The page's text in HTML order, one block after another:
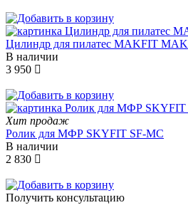
Цилиндр для пилатес MAKFIT
В наличии
3 950
Хит продаж
Ролик для МФР SKYFIT SF-MC
В наличии
2 830
Получить консультацию